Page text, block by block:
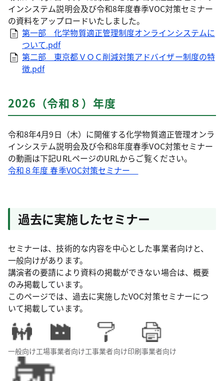
インシステム説明会及び令和8年度春季VOC対策セミナー
の資料をアップロードいたしました。
第一部 化学物質適正管理制度オンラインシステムに
ついて.pdf
第二部 東京都ＶＯＣ削減対策アドバイザー制度の特
徴.pdf
2026（令和８）年度
令和8年4月9日（木）に開催する化学物質適正管理オンラ
インシステム説明会及び令和8年度春季VOC対策セミナー
の動画は下記URLページのURLからご覧ください。
令和８年度 春季VOC対策セミナー
過去に実施したセミナー
セミナーは、技術的な内容を中心とした事業者向けと、
一般向けがあります。
講演者の要請により資料の掲載ができない場合は、概要
のみ掲載しています。
このページでは、過去に実施したVOC対策セミナーにつ
いて掲載しています。
一般向け工場事業者向け工事業者向け印刷事業者向け